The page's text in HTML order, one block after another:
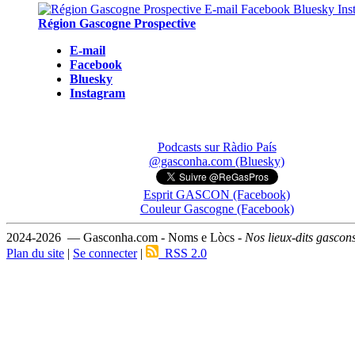
Région Gascogne Prospective
E-mail
Facebook
Bluesky
Instagram
Podcasts sur Ràdio País
@gasconha.com (Bluesky)
Esprit GASCON (Facebook)
Couleur Gascogne (Facebook)
2024-2026 — Gasconha.com - Noms e Lòcs - Nos lieux-dits
Plan du site | Se connecter| RSS 2.0